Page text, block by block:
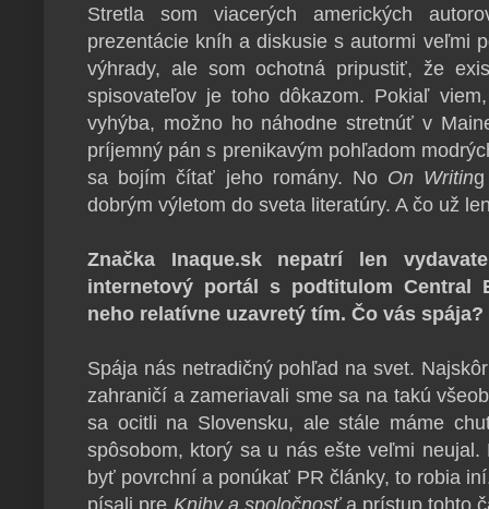
Stretla som viacerých amerických
prezentácie kníh a diskusie s autormi veľmi
výhrady, ale som ochotná pripustiť, že
spisovateľov je toho dôkazom. Pokiaľ
vyhýba, možno ho náhodne stretnúť v
príjemný pán s prenikavým pohľadom
sa bojím čítať jeho romány. No On Writin
dobrým výletom do sveta literatúry. A čo už
Značka Inaque.sk nepatrí len
internetový portál s podtitulom Central
neho relatívne uzavretý tím. Čo vás spája?
Spája nás netradičný pohľad na svet.
zahraničí a zameriavali sme sa na takú
sa ocitli na Slovensku, ale stále máme
spôsobom, ktorý sa u nás ešte veľmi
byť povrchní a ponúkať PR články, to robia
písali pre Knihy a spoločnosťa prístup tohto